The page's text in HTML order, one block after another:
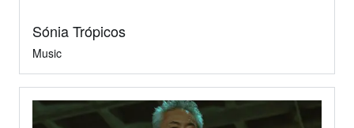
Sónia Trópicos
Music